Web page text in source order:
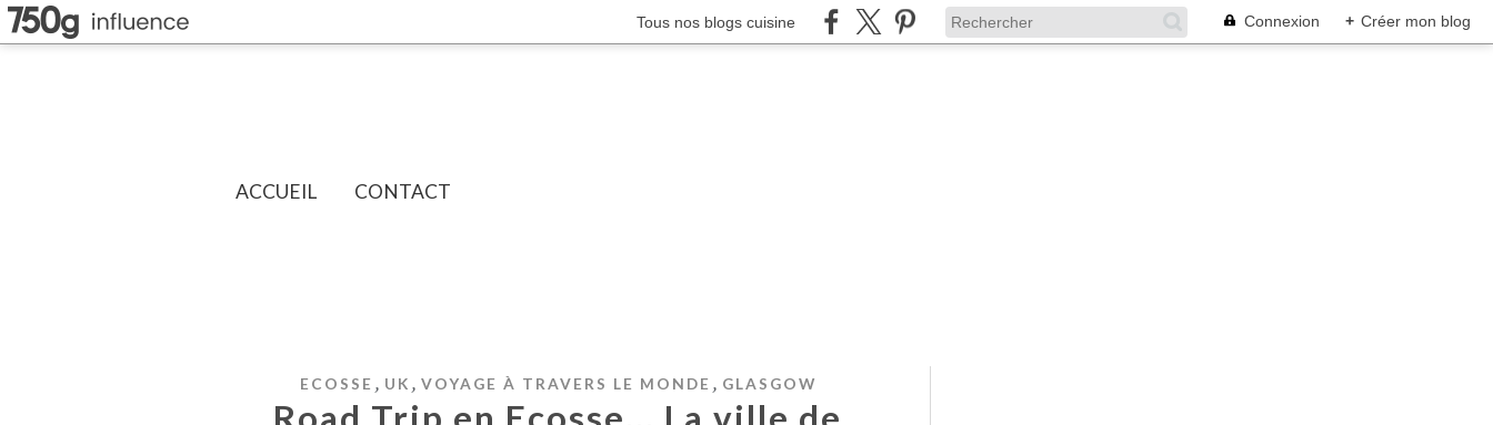
Tous nos blogs cuisine Connexion + Créer mon blog
ACCUEIL CONTACT
ECOSSE , UK , VOYAGE À TRAVERS LE MONDE , GLASGOW